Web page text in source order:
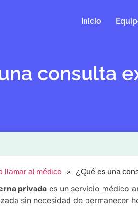
Inicio
consulta
llamar al médico » ¿Qué es una
privada es un servicio médico
sin necesidad de permanecer